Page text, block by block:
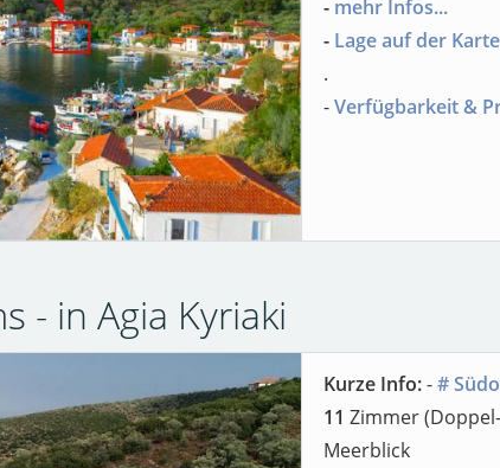
- mehr Infos...
- Lage auf der
.
-Verfügbarkeit &
- in Agia Kyriaki
Kurze Info:-#
11 Zimmer
Meerblick